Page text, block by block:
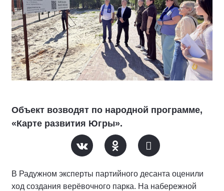
Объект возводят по народной программе,
«Карте развития Югры».
В Радужном эксперты партийного десанта оценили
ход создания верёвочного парка. На набережной